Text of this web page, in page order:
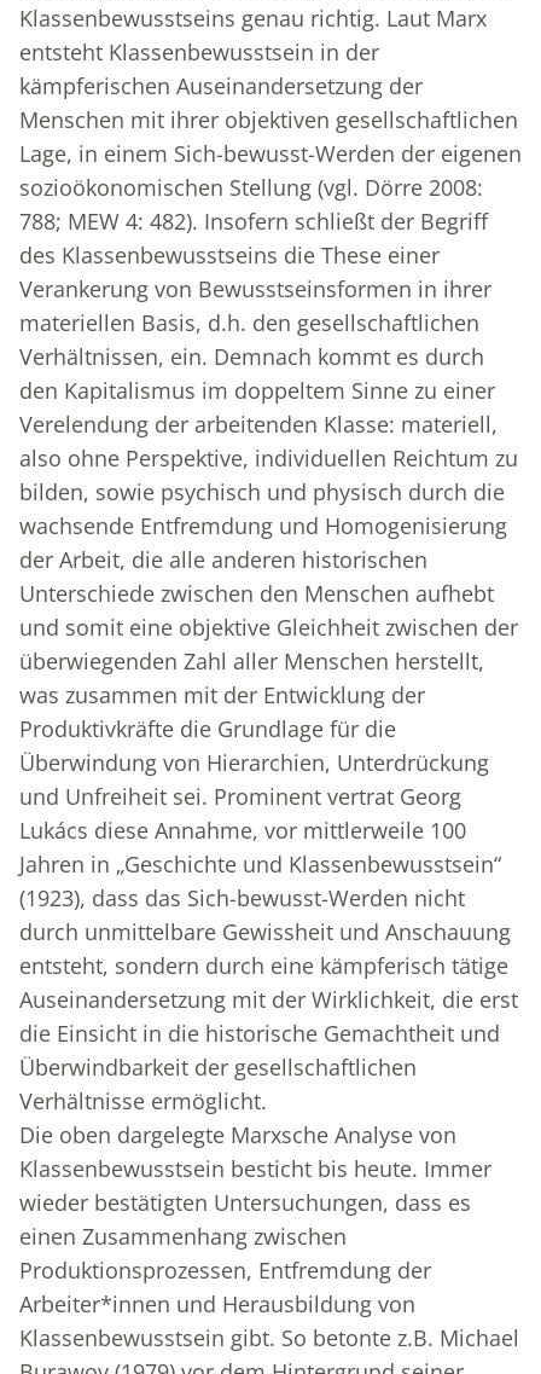
Klassenbewusstseins genau richtig. Laut Marx
entsteht Klassenbewusstsein in der
kämpferischen Auseinandersetzung der
Menschen mit ihrer objektiven gesellschaftlichen
Lage, in einem Sich-bewusst-Werden der eigenen
sozioökonomischen Stellung (vgl. Dörre 2008:
788; MEW 4: 482). Insofern schließt der Begriff
des Klassenbewusstseins die These einer
Verankerung von Bewusstseinsformen in ihrer
materiellen Basis, d.h. den gesellschaftlichen
Verhältnissen, ein. Demnach kommt es durch
den Kapitalismus im doppeltem Sinne zu einer
Verelendung der arbeitenden Klasse: materiell,
also ohne Perspektive, individuellen Reichtum zu
bilden, sowie psychisch und physisch durch die
wachsende Entfremdung und Homogenisierung
der Arbeit, die alle anderen historischen
Unterschiede zwischen den Menschen aufhebt
und somit eine objektive Gleichheit zwischen der
überwiegenden Zahl aller Menschen herstellt,
was zusammen mit der Entwicklung der
Produktivkräfte die Grundlage für die
Überwindung von Hierarchien, Unterdrückung
und Unfreiheit sei. Prominent vertrat Georg
Lukács diese Annahme, vor mittlerweile 100
Jahren in „Geschichte und Klassenbewusstsein“
(1923), dass das Sich-bewusst-Werden nicht
durch unmittelbare Gewissheit und Anschauung
entsteht, sondern durch eine kämpferisch tätige
Auseinandersetzung mit der Wirklichkeit, die erst
die Einsicht in die historische Gemachtheit und
Überwindbarkeit der gesellschaftlichen
Verhältnisse ermöglicht.
Die oben dargelegte Marxsche Analyse von
Klassenbewusstsein besticht bis heute. Immer
wieder bestätigten Untersuchungen, dass es
einen Zusammenhang zwischen
Produktionsprozessen, Entfremdung der
Arbeiter*innen und Herausbildung von
Klassenbewusstsein gibt. So betonte z.B. Michael